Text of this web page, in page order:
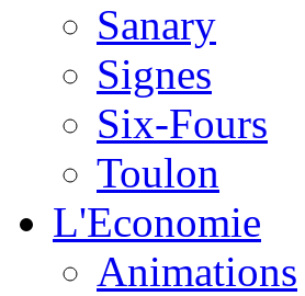
Sanary
Signes
Six-Fours
Toulon
L'Economie
Animations